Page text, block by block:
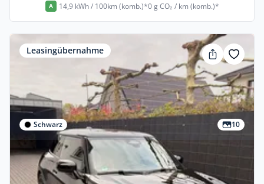
A 14,9 kWh / 100km (komb.)*0 g CO₂ / km (komb.)*
Leasingübernahme
Schwarz 10
Privat
MINI COOPER SE JWC